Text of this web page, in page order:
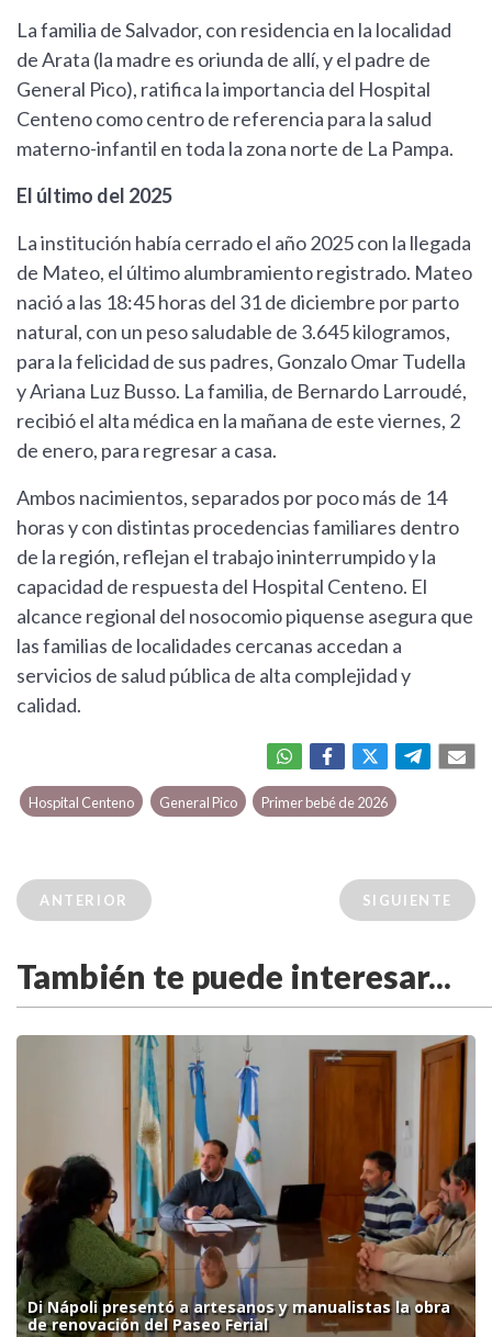
La familia de Salvador, con residencia en la localidad
de Arata (la madre es oriunda de allí, y el padre de
General Pico), ratifica la importancia del Hospital
Centeno como centro de referencia para la salud
materno-infantil en toda la zona norte de La Pampa.
El último del 2025
La institución había cerrado el año 2025 con la llegada
de Mateo, el último alumbramiento registrado. Mateo
nació a las 18:45 horas del 31 de diciembre por parto
natural, con un peso saludable de 3.645 kilogramos,
para la felicidad de sus padres, Gonzalo Omar Tudella
y Ariana Luz Busso. La familia, de Bernardo Larroudé,
recibió el alta médica en la mañana de este viernes, 2
de enero, para regresar a casa.
Ambos nacimientos, separados por poco más de 14
horas y con distintas procedencias familiares dentro
de la región, reflejan el trabajo ininterrumpido y la
capacidad de respuesta del Hospital Centeno. El
alcance regional del nosocomio piquense asegura que
las familias de localidades cercanas accedan a
servicios de salud pública de alta complejidad y
calidad.
Hospital Centeno General Pico Primer bebé de 2026
ANTERIOR SIGUIENTE
También te puede interesar...
Di Nápoli presentó a artesanos y manualistas la obra
de renovación del Paseo Ferial